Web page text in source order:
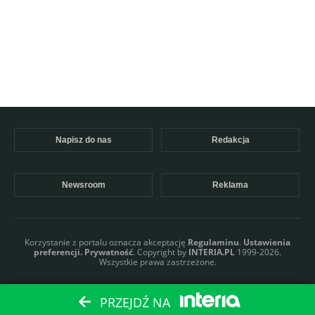
Napisz do nas Redakcja
Newsroom Reklama
Korzystanie z portalu oznacza akceptację Regulaminu. Ustawienia
preferencji. Prywatność. Copyright by INTERIA.PL 1999-2026.
Wszystkie prawa zastrzeżone.
PRZEJDŹ NA